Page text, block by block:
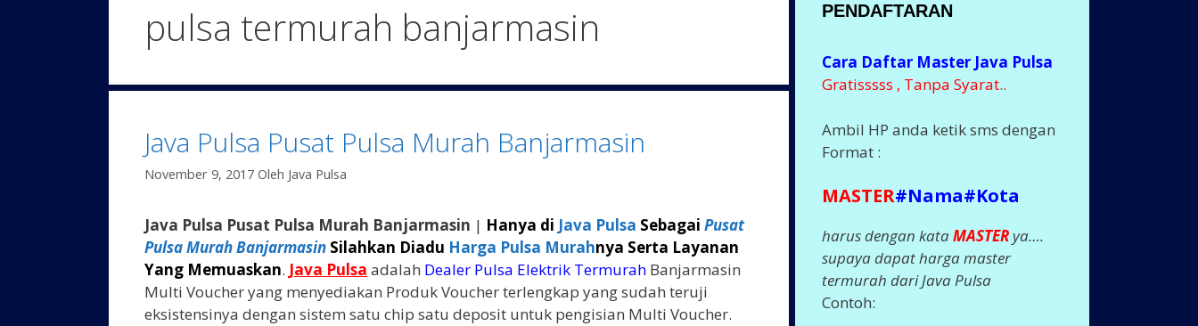
pulsa termurah banjarmasin
Java Pulsa Pusat Pulsa Murah Banjarmasin
November 9, 2017 Oleh Java Pulsa
Java Pulsa Pusat Pulsa Murah Banjarmasin | Hanya di Java Pulsa Sebagai Pusat
Pulsa Murah Banjarmasin Silahkan Diadu Harga Pulsa Murahnya Serta Layanan
Yang Memuaskan. Java Pulsa adalah Dealer Pulsa Elektrik Termurah Banjarmasin
Multi Voucher yang menyediakan Produk Voucher terlengkap yang sudah teruji
eksistensinya dengan sistem satu chip satu deposit untuk pengisian Multi Voucher.
PENDAFTARAN
Cara Daftar Master Java Pulsa
Gratisssss , Tanpa Syarat..
Ambil HP anda ketik sms dengan
Format :
MASTER#Nama#Kota
harus dengan kataMASTER ya….
supaya dapat harga master
termurah dari Java Pulsa
Contoh: